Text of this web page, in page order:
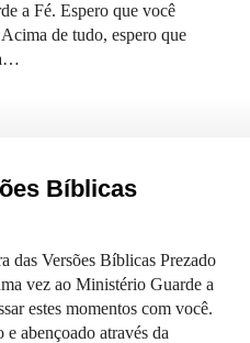
a Fé. Espero que você
de tudo, espero que
Bíblicas
das Versões Bíblicas Prezado
vez ao Ministério Guarde a
estes momentos com você.
e abençoado através da